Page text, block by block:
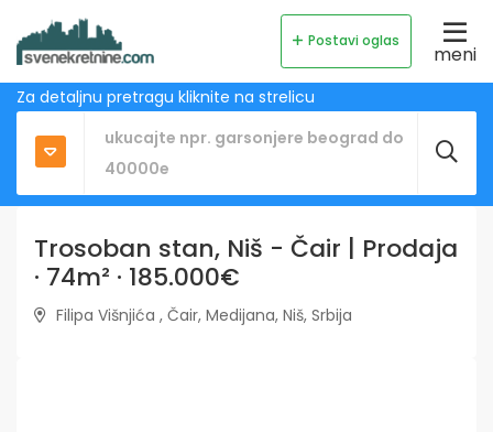
Postavi oglas
meni
Za detaljnu pretragu kliknite na strelicu
Trosoban stan, Niš - Čair | Prodaja
· 74m² · 185.000€
Filipa Višnjića , Čair, Medijana, Niš, Srbija